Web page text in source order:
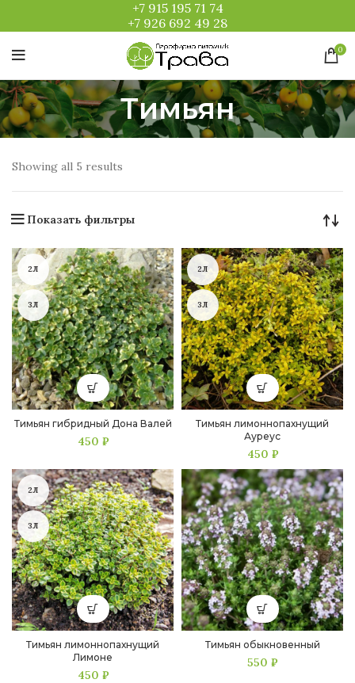
+7 915 195 71 74
+7 926 692 49 28
0
Тимьян
Showing all 5 results
Показать фильтры
2Л
3Л
Тимьян гибридный Дона Валей
450 ₽
2Л
3Л
Тимьян лимоннопахнущий
Ауреус
450 ₽
2Л
3Л
Тимьян лимоннопахнущий
Лимоне
450 ₽
Тимьян обыкновенный
550 ₽